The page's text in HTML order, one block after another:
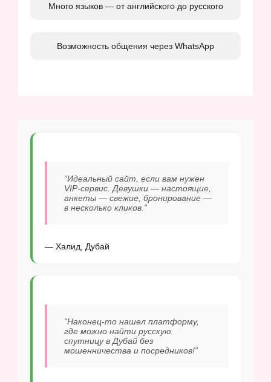
Много языков — от английского до русского
Возможность общения через WhatsApp
“Идеальный сайт, если вам нужен
VIP-сервис. Девушки — настоящие,
анкеты — свежие, бронирование —
в несколько кликов.”
— Халид, Дубай
“Наконец-то нашел платформу,
где можно найти русскую
спутницу в Дубай без
мошенничества и посредников!”